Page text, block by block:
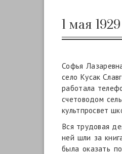
1 мая
Софья
село Кусак
работала
счетоводом
культпросвет
Вся трудовая
ней шли за
была оказать